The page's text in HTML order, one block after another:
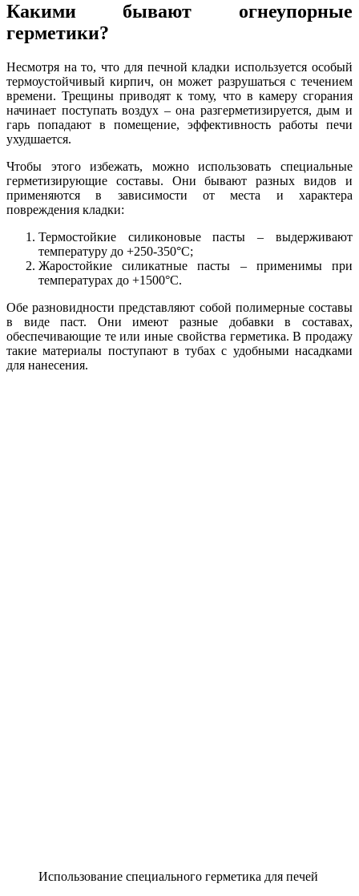
Какими бывают огнеупорные
герметики?
Несмотря на то, что для печной кладки используется особый
термоустойчивый кирпич, он может разрушаться с течением
времени. Трещины приводят к тому, что в камеру сгорания
начинает поступать воздух – она разгерметизируется, дым и
гарь попадают в помещение, эффективность работы печи
ухудшается.
Чтобы этого избежать, можно использовать специальные
герметизирующие составы. Они бывают разных видов и
применяются в зависимости от места и характера
повреждения кладки:
Термостойкие силиконовые пасты – выдерживают
температуру до +250-350°C;
Жаростойкие силикатные пасты – применимы при
температурах до +1500°C.
Обе разновидности представляют собой полимерные составы
в виде паст. Они имеют разные добавки в составах,
обеспечивающие те или иные свойства герметика. В продажу
такие материалы поступают в тубах с удобными насадками
для нанесения.
Использование специального герметика для печей